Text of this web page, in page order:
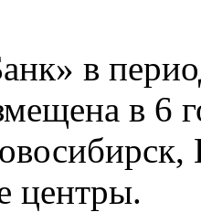
в
в 6
центры.